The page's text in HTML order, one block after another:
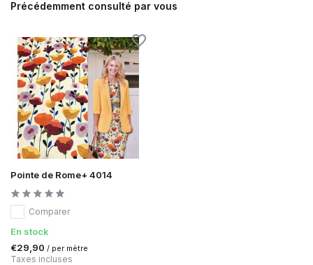
Précédemment consulté par vous
Pointe de Rome+ 4014
Comparer
En stock
€29,90 / per mètre
Taxes incluses